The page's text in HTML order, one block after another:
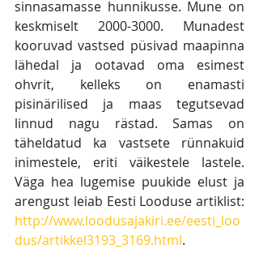
sinnasamasse hunnikusse. Mune on
keskmiselt 2000-3000. Munadest
kooruvad vastsed püsivad maapinna
lähedal ja ootavad oma esimest
ohvrit, kelleks on enamasti
pisinärilised ja maas tegutsevad
linnud nagu rästad. Samas on
täheldatud ka vastsete rünnakuid
inimestele, eriti väikestele lastele.
Väga hea lugemise puukide elust ja
http://www.loodusajakiri.ee/eesti_loo
dus/artikkel3193_3169.html.